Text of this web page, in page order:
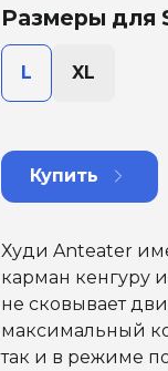
Размеры для
L XL
Купить
Худи Anteater
карман кенгуру
не сковывает
максимальный
так и в режиме